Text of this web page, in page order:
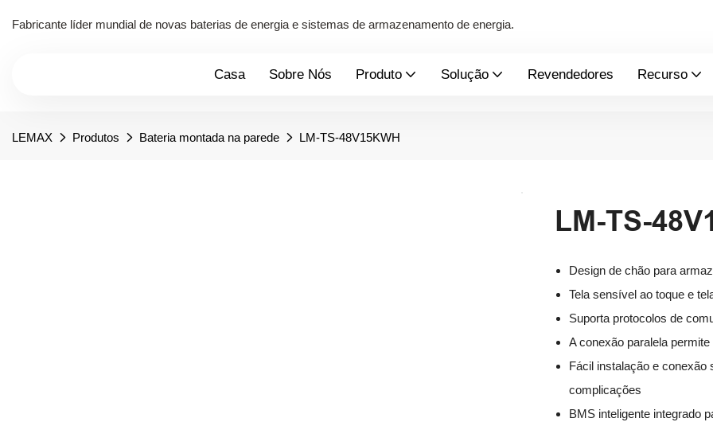
Fabricante líder mundial de novas baterias de energia e sistemas de armazenamento de energia.
Casa Sobre Nós Produto Solução Revendedores Recurso
LEMAX Produtos Bateria montada na parede LM-TS-48V15KWH
LM-TS-
Design de chão para
Tela sensível ao toque e
Suporta protocolos de
A conexão paralela
Fácil instalação e
complicações
BMS inteligente integrado